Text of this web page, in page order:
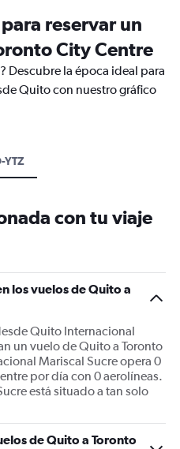
reservar un
City Centre
Descubre la época ideal para
Quito con nuestro gráfico
YTZ
con tu viaje
los vuelos de Quito a
Quito Internacional
un vuelo de Quito a Toronto
Mariscal Sucre opera 0
por día con 0 aerolíneas.
está situado a tan solo
de Quito a Toronto